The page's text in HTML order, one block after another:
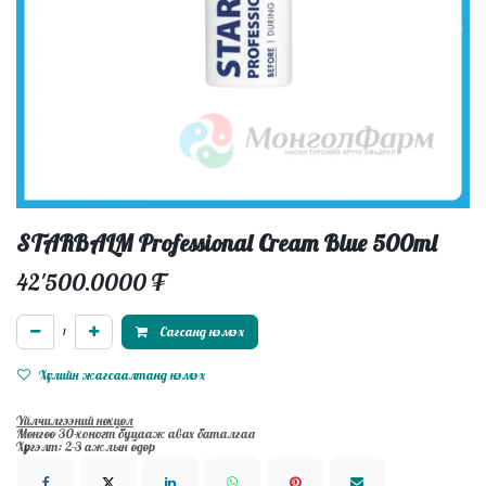
STARBALM Professional Cream Blue 500ml
42'500.0000₮
Сагсанд нэмэх
Хүслийн жагсаалтанд нэмэх
Үйлчилгээний нөхцөл
Мөнгөө 30-хоногт буцааж авах баталгаа
Хүргэлт: 2-3 ажлын өдөр